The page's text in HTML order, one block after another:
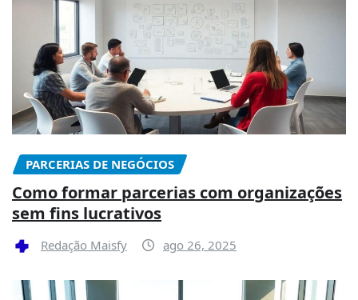
PARCERIAS DE NEGÓCIOS
Como formar parcerias com organizações
sem fins lucrativos
Redação Maisfy ago 26, 2025